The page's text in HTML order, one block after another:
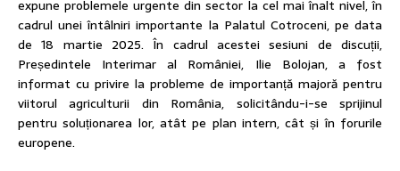
expune problemele urgente din sector la cel mai înalt nivel, în
cadrul unei întâlniri importante la Palatul Cotroceni, pe data
de 18 martie 2025. În cadrul acestei sesiuni de discuții,
Președintele Interimar al României, Ilie Bolojan, a fost
informat cu privire la probleme de importanță majoră pentru
viitorul agriculturii din România, solicitându-i-se sprijinul
pentru soluționarea lor, atât pe plan intern, cât și în forurile
europene.